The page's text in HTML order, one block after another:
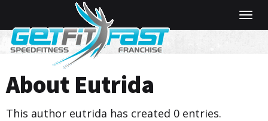
About Eutrida
This author eutrida has created 0 entries.